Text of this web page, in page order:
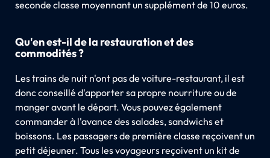
seconde classe moyennant un supplément de 10 euros.
Qu'en est-il de la restauration et des
commodités ?
Les trains de nuit n'ont pas de voiture-restaurant, il est
donc conseillé d'apporter sa propre nourriture ou de
manger avant le départ. Vous pouvez également
commander à l'avance des salades, sandwichs et
boissons. Les passagers de première classe reçoivent un
petit déjeuner. Tous les voyageurs reçoivent un kit de